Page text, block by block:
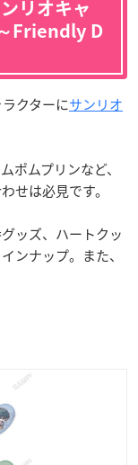
リオキャ
Friendly D
クターにサンリオ
ポムプリンなど、
せは必見です。
ッズ、ハートクッ
ンナップ。また、